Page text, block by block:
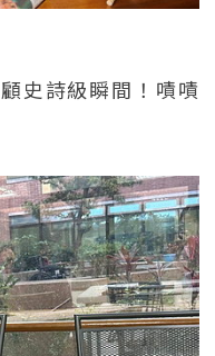
史詩級瞬間！嘖嘖